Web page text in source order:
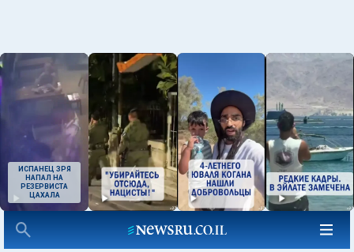
ИСПАНЕЦ ЗРЯ
НАПАЛ НА
РЕЗЕРВИСТА
ЦАХАЛА